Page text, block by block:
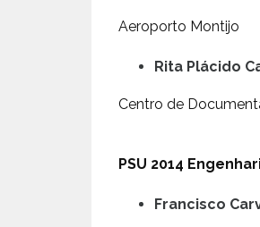
Aeroporto Montijo
Rita Plácido
Centro de
PSU 2014
Francisco